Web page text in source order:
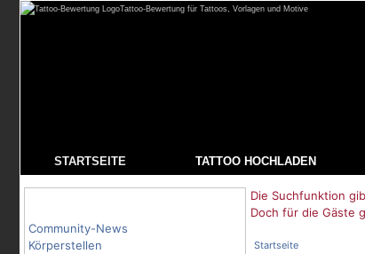
Tattoo-Bewertung für Tattoos, Vorlagen und Motive
STARTSEITE TATTOO HOCHLADEN
Community-News
Körperstellen
Die Suchfunktion
Doch für die Gäste
Startseite